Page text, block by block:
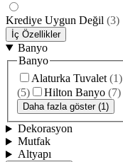
Krediye Uygun Değil (3)
İç Özellikler
Banyo
Banyo
Alaturka Tuvalet (1)
(5) Hilton Banyo (7)
Daha fazla göster (1)
Dekorasyon
Mutfak
Altyapı